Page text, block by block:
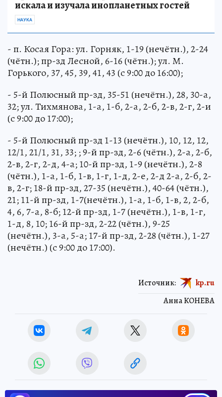
искала и изучала инопланетных гостей
НАУКА
- п. Косая Гора: ул. Горняк, 1-19 (нечётн.), 2-24
(чётн.); пр-зд Лесной, 6-16 (чётн.); ул. М.
Горького, 37, 45, 39, 41, 43 (с 9:00 до 16:00);
- 5-й Полюсный пр-зд, 35-51 (нечётн.), 28, 30-а,
32; ул. Тихмянова, 1-а, 1-б, 2-а, 2-б, 2-в, 2-г, 2-и
(с 9:00 до 17:00);
- 5-й Полюсный пр-зд 1-13 (нечётн.), 10, 12, 12,
12/1, 21/1, 31, 33; ; 9-й пр-зд, 2-6 (чётн.), 2-а, 2-б,
2-в, 2-г, 2-д, 4-а; 10-й пр-зд, 1-9 (нечётн.), 2-8
(чётн.), 1-а, 1-б, 1-в, 1-г, 1-д, 2-е, 2-д 2-а, 2-б, 2-
в, 2-г; 18-й пр-зд, 27-35 (нечётн.), 40-64 (чётн.),
21; 11-й пр-зд, 1-7(нечётн.), 1-а, 1-б, 1-в, 2, 2-б,
4, 6, 7-а, 8-б; 12-й пр-зд, 1-7 (нечётн.), 1-в, 1-г,
1-д, 8, 10; 16-й пр-зд, 2-22 (чётн.), 9-25
(нечётн.), 3-а, 5-а; 17-й пр-зд, 2-28 (чётн.), 1-27
(нечётн.) (с 9:00 до 17:00).
Анна КОНЕВА
Источник: kp.ru